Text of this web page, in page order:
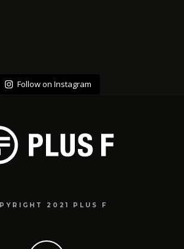
Follow on Instagram
2021 PLUS F